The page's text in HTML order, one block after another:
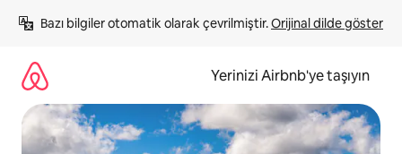
atla
Bazı bilgiler otomatik olarak çevrilmiştir. Orijinal dilde göster
Yerinizi Airbnb'ye taşıyın